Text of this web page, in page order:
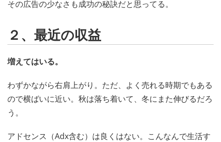
その広告の少なさも成功の秘訣だと思ってる。
２、最近の収益
増えてはいる。
わずかながら右肩上がり。ただ、よく売れる時期でもある
ので横ばいに近い。秋は落ち着いて、冬にまた伸びるだろ
う。
アドセンス（Adx含む）は良くはない。こんなんで生活す